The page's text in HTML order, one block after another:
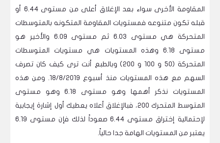
المقاومة الأخرى سواء بعد الإغلاق أعلى من مستوى 6.44 أو
قبله تكون متنوعه فمستويات المقاومة المتكونه بالمتوسطات
المتحركة هي مستوى 6.03 ثم مستوى 6.09 والأخير هو
مستوى 6.18 وهذه المستويات هي مستويات المتوسطات
المتحركة (50 و 100 و 200) وبالطبع أنت ترى كيف كان تصرف
السهم مع هذه المستويات منذ أسبوع 18/8/2019. ومن هذه
المستويات نذكر أهمها وهو مستوى 6.18 وهو مستوى
المتوسط المتحرك 200، فبالإغلاق أعلاه يعطيك أول إشارة إيجابية
لإحتمالية إختراق مستوى 6.44 صعوداً لذلك فإن مستوى 6.19
يعتبر من المستويات الهامة جدا حالياً.